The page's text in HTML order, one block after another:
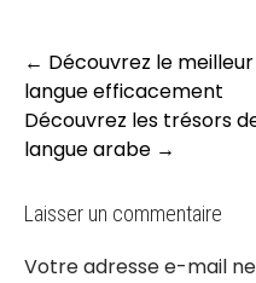
Post
navigation
← Découvrez le
langue efficacement
Découvrez les trésors
langue arabe →
Laisser un commentaire
Votre adresse e-mail